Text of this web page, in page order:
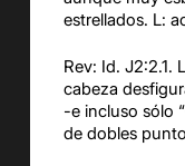
estrellados. L:
Rev: Id. J2:2.1.
cabeza
-e incluso sólo
de dobles